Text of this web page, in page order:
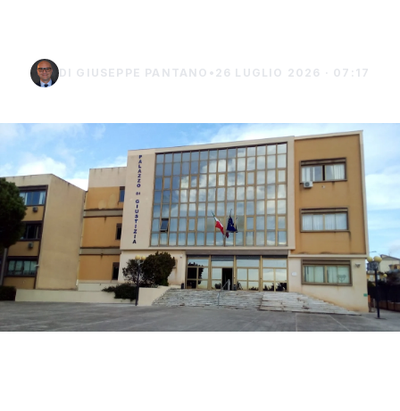
DI GIUSEPPE PANTANO • 26 LUGLIO 2026 · 07:17